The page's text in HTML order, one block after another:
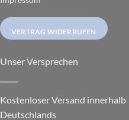
VERTRAG WIDERRUFEN
Unser Versprechen
Kostenloser Versand innerhalb
Deutschlands